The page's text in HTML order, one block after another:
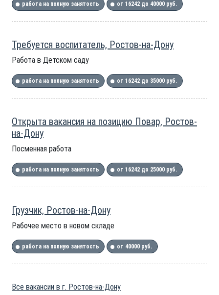
работа на полную занятость от 16242 до 40000 руб.
Требуется воспитатель, Ростов-на-Дону
Работа в Детском саду
работа на полную занятость от 16242 до 35000 руб.
Открыта вакансия на позицию Повар, Ростов-
на-Дону
Посменная работа
работа на полную занятость от 16242 до 25000 руб.
Грузчик, Ростов-на-Дону
Рабочее место в новом складе
работа на полную занятость от 40000 руб.
Все вакансии в г. Ростов-на-Дону